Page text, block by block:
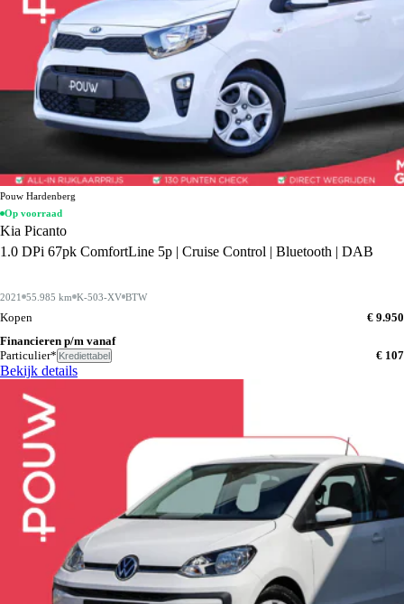
Pouw Hardenberg
Op voorraad
Kia Picanto
1.0 DPi 67pk ComfortLine 5p | Cruise Control | Bluetooth | DAB
2021 55.985 km K-503-XV BTW
Kopen
€ 9.950
Financieren p/m vanaf
Particulier* Krediettabel € 107
Bekijk details